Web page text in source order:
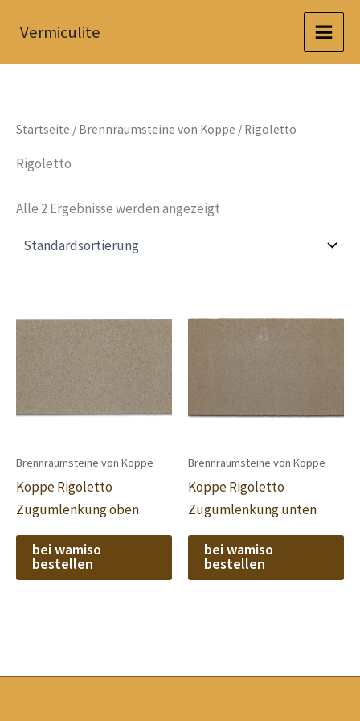
InhaltVermiculite
Startseite / Brennraumsteine von Koppe / Rigoletto
Rigoletto
Alle 2 Ergebnisse werden angezeigt
Brennraumsteine von Koppe
Koppe Rigoletto
Zugumlenkung oben
bei wamiso
bestellen
Brennraumsteine von Koppe
Koppe Rigoletto
Zugumlenkung unten
bei wamiso
bestellen